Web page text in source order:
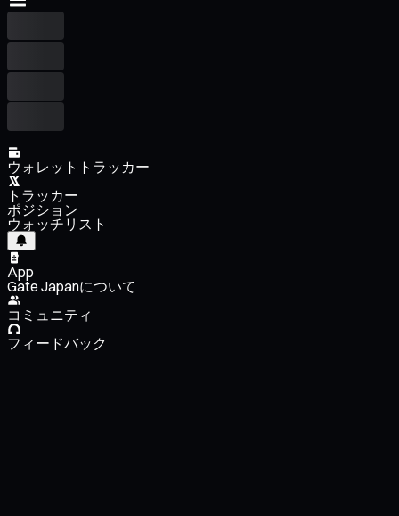
ウォレットトラッカー
トラッカー
ポジション
ウォッチリスト
App
Gate Japanについて
コミュニティ
フィードバック